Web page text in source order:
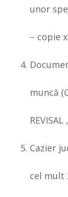
unor
– copie
muncă
Cazier
cel mult